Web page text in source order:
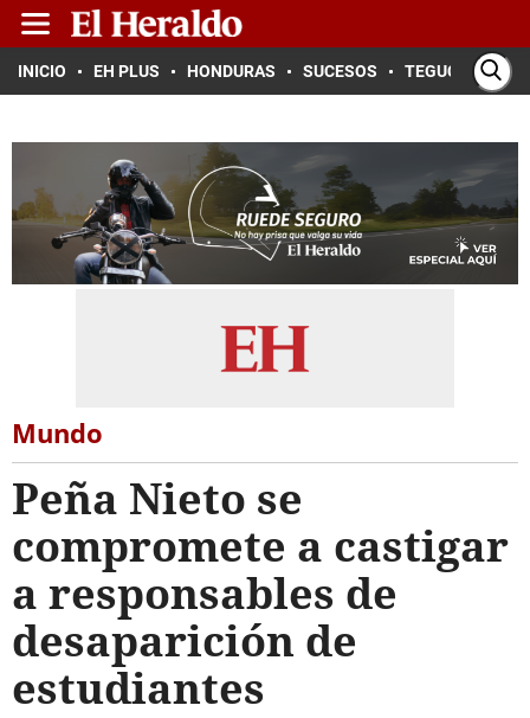
INICIO EH PLUS HONDURAS SUCESOS TEGUCIGALPA
Mundo
Peña Nieto se
compromete a castigar
a responsables de
desaparición de
estudiantes